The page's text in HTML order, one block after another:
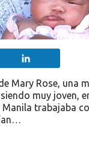
Mary Rose, una
muy joven,
trabajaba